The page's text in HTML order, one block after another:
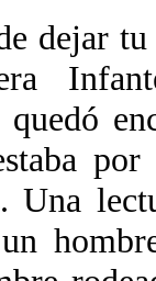
dejar
quedó
Una